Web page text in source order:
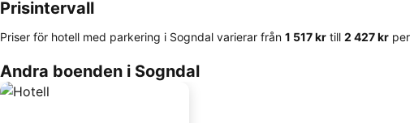
Prisintervall
Priser för hotell med parkering i Sogndal varierar från ‎1 517 kr till ‎2 427 kr per
Andra boenden i Sogndal